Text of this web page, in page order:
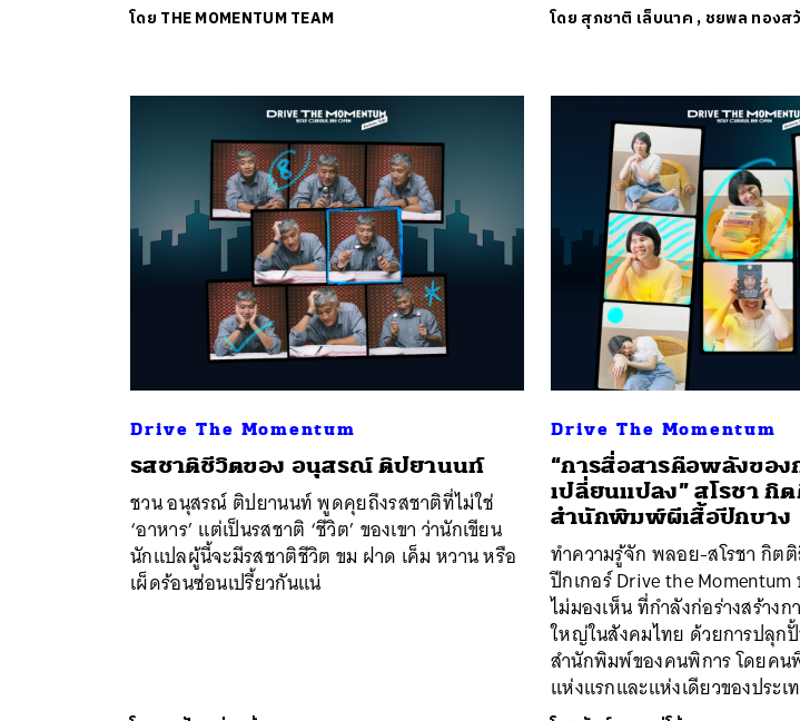
โดย THE MOMENTUM TEAM โดย สุภชาติ เล็บนาค, ชยพล ทองส
Drive The Momentum
รสชาติชีวิตของ อนุสรณ์ ติปยานนท์
ชวน อนุสรณ์ ติปยานนท์ พูดคุยถึงรสชาติที่ไม่ใช่
‘อาหาร’ แต่เป็นรสชาติ ‘ชีวิต’ ของเขา ว่านักเขียน
นักแปลผู้นี้จะมีรสชาติชีวิต ขม ฝาด เค็ม หวาน หรือ
เผ็ดร้อนซ่อนเปรี้ยวกันแน่
Drive The Momentum
“การสื่อสารคือพลังของ
เปลี่ยนแปลง” สโรชา กิ
สำนักพิมพ์ผีเสื้อปีกบาง
ทำความรู้จัก พลอย-สโรชา กิต
ปีกเกอร์ Drive the
ไม่มองเห็น ที่กำลังก่อร่างสร้าง
ใหญ่ในสังคมไทย ด้วยการปลุกปั้
สำนักพิมพ์ของคนพิการ โดยคน
แห่งแรกและแห่งเดียวของประเ